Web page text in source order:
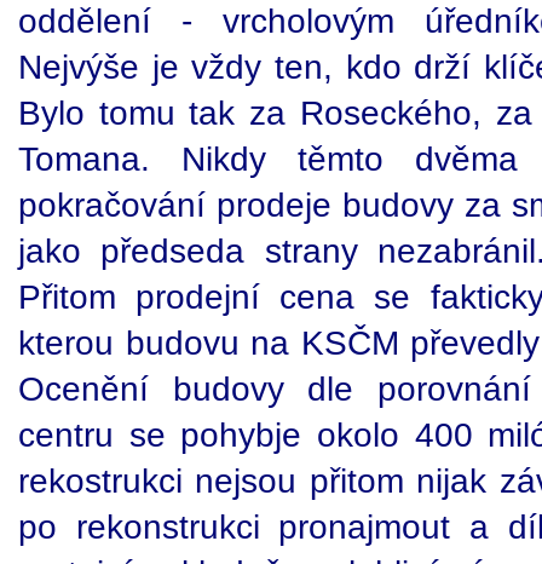
oddělení - vrcholovým
Nejvýše je vždy ten, kdo drží
Bylo tomu tak za Roseckého,
Tomana. Nikdy těmto
pokračování prodeje budovy za
jako předseda strany
Přitom prodejní cena se
kterou budovu na KSČM
Ocenění budovy dle
centru se pohybje okolo 400
rekostrukci nejsou přitom nijak
po rekonstrukci pronajmout a